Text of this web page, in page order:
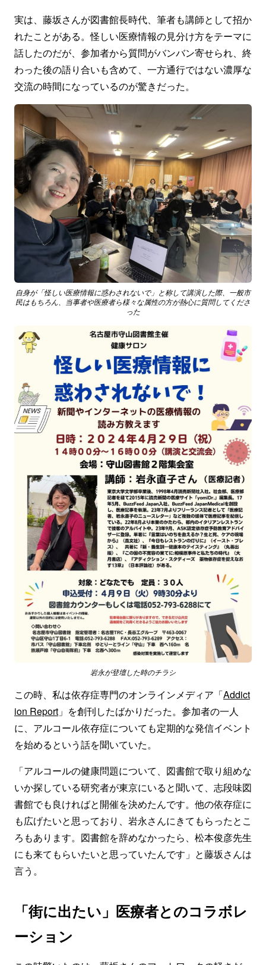
実は、藤坂さんが図書館長時代、筆者も講師として招か
れたことがある。怪しい医療情報の見分け方をテーマに
話したのだが、参加者から質問がバンバン寄せられ、終
わった後の語り合いも含めて、一方通行ではない濃厚な
交流の時間になっているのが驚きだった。
自身が「怪しい医療情報に惑わされないで」と称して講演した際、一般市
民はもちろん、当事者や医療者ら様々な属性の方が熱心に質問してくださ
った
岩永が登壇した時のチラシ
この時、私は依存症専門のオンラインメディア「Addict
ion Report 」を創刊したばかりだった。参加者の一人
に、アルコール依存症についても定期的な発信イベント
を始めるという話を聞いていた。
「アルコールの健康問題について、図書館で取り組めな
いか探している研究者が東京にいると聞いて、志段味図
書館でも良ければと開催を決めたんです。他の依存症に
も広げたいと思っており、岩永さんにきてもらったとこ
ろもあります。図書館を辞めなかったら、松本俊彦先生
にも来てもらいたいと思っていたんです」と藤坂さんは
言う。
「街に出たい」医療者とのコラボレ
ーション